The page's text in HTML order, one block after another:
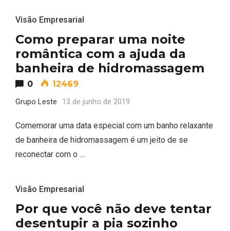
Visão Empresarial
Como preparar uma noite
romântica com a ajuda da
banheira de hidromassagem
0 12469
Grupo Leste 13 de junho de 2019
Comemorar uma data especial com um banho relaxante
de banheira de hidromassagem é um jeito de se
reconectar com o …
Visão Empresarial
Por que você não deve tentar
desentupir a pia sozinho